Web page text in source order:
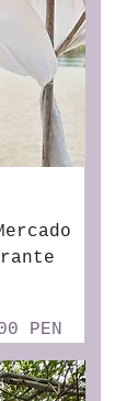
de oferta
PEN